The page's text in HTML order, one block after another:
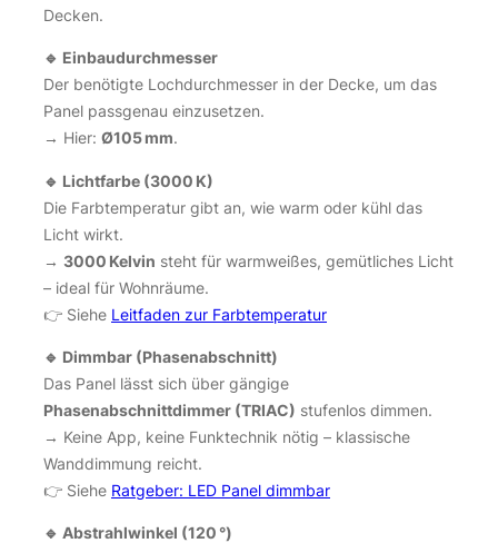
Decken.
🔹 Einbaudurchmesser
Der benötigte Lochdurchmesser in der Decke, um das
Panel passgenau einzusetzen.
→ Hier: Ø105 mm.
🔹 Lichtfarbe (3000 K)
Die Farbtemperatur gibt an, wie warm oder kühl das
Licht wirkt.
→ 3000 Kelvin steht für warmweißes, gemütliches Licht
– ideal für Wohnräume.
👉 Siehe Leitfaden zur Farbtemperatur
🔹 Dimmbar (Phasenabschnitt)
Das Panel lässt sich über gängige
Phasenabschnittdimmer (TRIAC) stufenlos dimmen.
→ Keine App, keine Funktechnik nötig – klassische
Wanddimmung reicht.
👉 Siehe Ratgeber: LED Panel dimmbar
🔹 Abstrahlwinkel (120 °)